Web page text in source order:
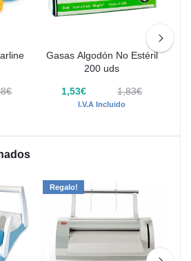
Gasas Algodón No Estéril
200 uds
1,53€ 1,83€
I.V.A Incluido
Regalo!